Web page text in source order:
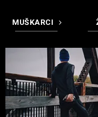
MUŠKARCI